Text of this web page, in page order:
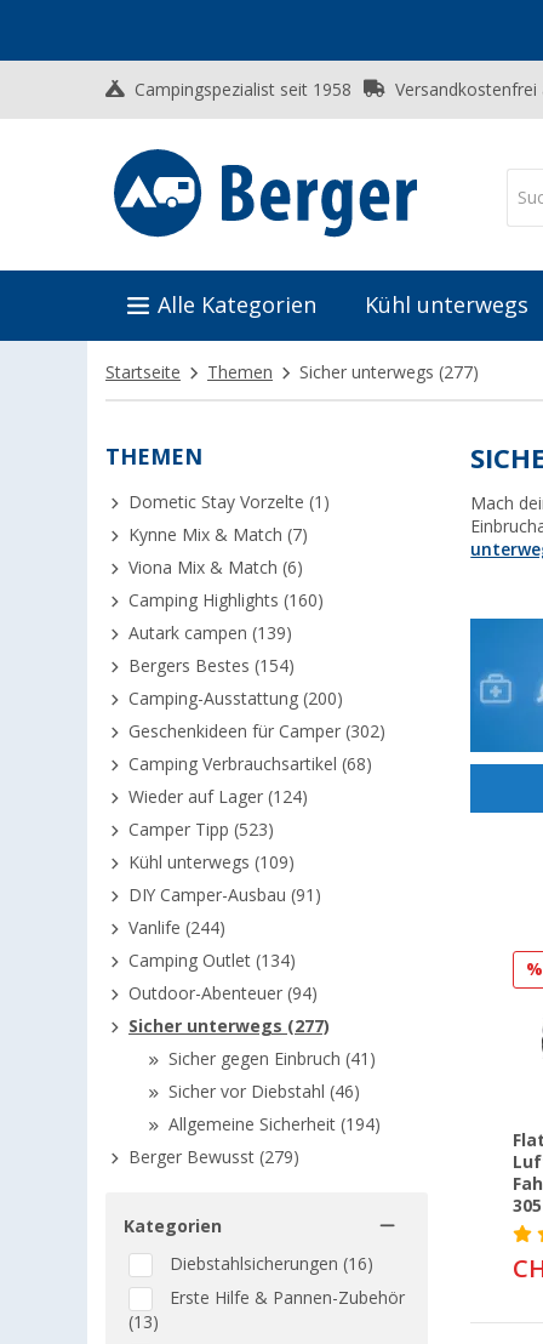
Campingspezialist seit 1958 Versandkostenfrei
Alle Kategorien Kühl unterwegs
Startseite Themen Sicher unterwegs (277)
THEMEN
Dometic Stay Vorzelte (1)
Kynne Mix & Match (7)
Viona Mix & Match (6)
Camping Highlights (160)
Autark campen (139)
Bergers Bestes (154)
Camping-Ausstattung (200)
Geschenkideen für Camper (302)
Camping Verbrauchsartikel (68)
Wieder auf Lager (124)
Camper Tipp (523)
Kühl unterwegs (109)
DIY Camper-Ausbau (91)
Vanlife (244)
Camping Outlet (134)
Outdoor-Abenteuer (94)
Sicher unterwegs (277)
Sicher gegen Einbruch (41)
Sicher vor Diebstahl (46)
Allgemeine Sicherheit (194)
Berger Bewusst (279)
Kategorien
Diebstahlsicherungen (16)
Erste Hilfe & Pannen-Zubehör
(13)
Mach
%